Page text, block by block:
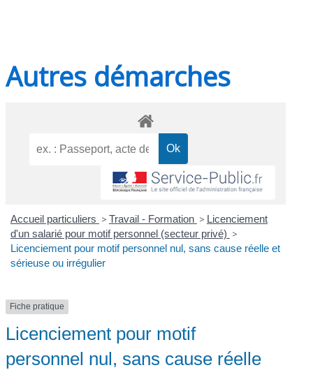
Autres démarches
Accueil particuliers > Travail - Formation > Licenciement
d'un salarié pour motif personnel (secteur privé) >
Licenciement pour motif personnel nul, sans cause réelle et
sérieuse ou irrégulier
Fiche pratique
Licenciement pour motif
personnel nul, sans cause réelle